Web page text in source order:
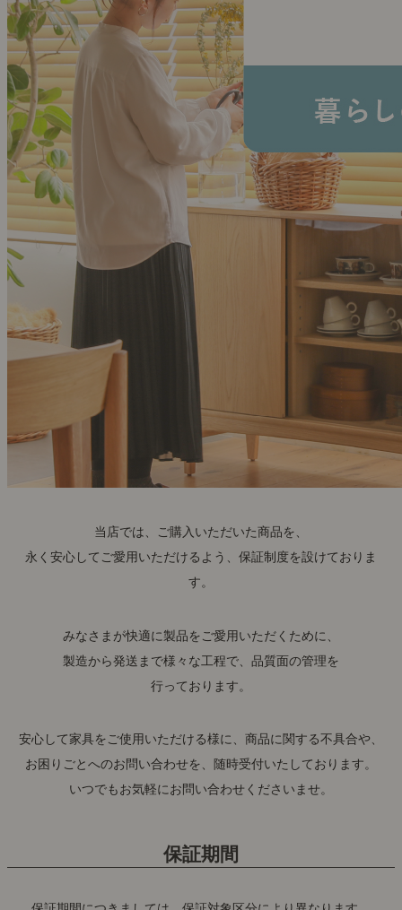
当店では、ご購入いただいた商品を、
永く安心してご愛用いただけるよう、保証制度を設けておりま
す。
みなさまが快適に製品をご愛用いただくために、
製造から発送まで様々な工程で、品質面の管理を
行っております。
安心して家具をご使用いただける様に、商品に関する不具合や、
お困りごとへのお問い合わせを、随時受付いたしております。
いつでもお気軽にお問い合わせくださいませ。
保証期間